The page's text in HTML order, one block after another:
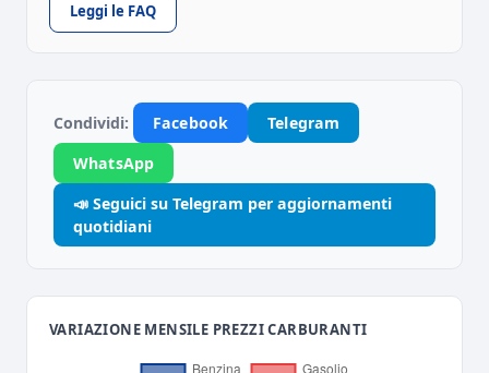
Leggi le FAQ
Condividi: Facebook
Telegram
WhatsApp
📣 Seguici su Telegram per aggiornamenti
quotidiani
VARIAZIONE MENSILE PREZZI CARBURANTI